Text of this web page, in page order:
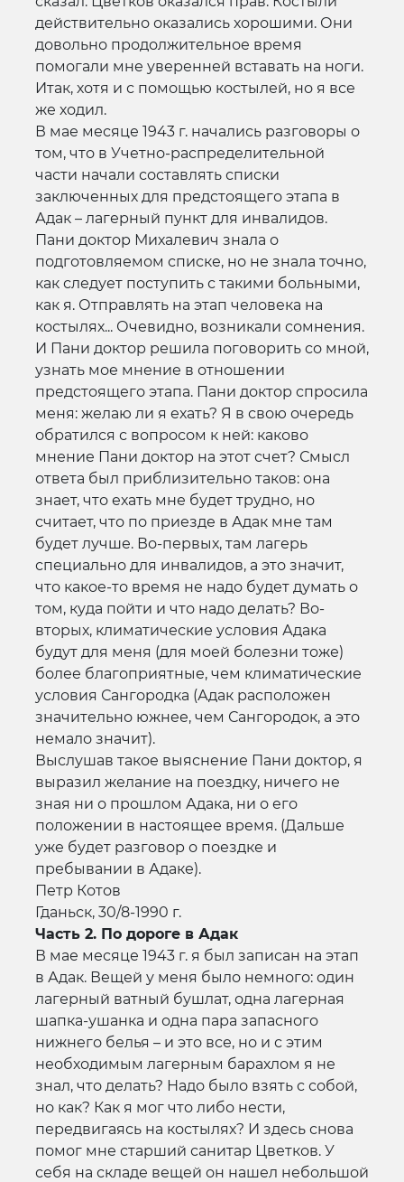
действительно оказались хорошими. Они
довольно продолжительное время
помогали мне уверенней вставать на ноги.
Итак, хотя и с помощью костылей, но я все
же ходил.
В мае месяце 1943 г. начались разговоры о
том, что в Учетно-распределительной
части начали составлять списки
заключенных для предстоящего этапа в
Адак – лагерный пункт для инвалидов.
Пани доктор Михалевич знала о
подготовляемом списке, но не знала точно,
как следует поступить с такими больными,
как я. Отправлять на этап человека на
костылях... Очевидно, возникали сомнения.
И Пани доктор решила поговорить со мной,
узнать мое мнение в отношении
предстоящего этапа. Пани доктор спросила
меня: желаю ли я ехать? Я в свою очередь
обратился с вопросом к ней: каково
мнение Пани доктор на этот счет? Смысл
ответа был приблизительно таков: она
знает, что ехать мне будет трудно, но
считает, что по приезде в Адак мне там
будет лучше. Во-первых, там лагерь
специально для инвалидов, а это значит,
что какое-то время не надо будет думать о
том, куда пойти и что надо делать? Во-
вторых, климатические условия Адака
будут для меня (для моей болезни тоже)
более благоприятные, чем климатические
условия Сангородка (Адак расположен
значительно южнее, чем Сангородок, а это
немало значит).
Выслушав такое выяснение Пани доктор, я
выразил желание на поездку, ничего не
зная ни о прошлом Адака, ни о его
положении в настоящее время. (Дальше
уже будет разговор о поездке и
пребывании в Адаке).
Петр Котов
Гданьск, 30/8-1990 г.
Часть 2. По дороге в Адак
В мае месяце 1943 г. я был записан на этап
в Адак. Вещей у меня было немного: один
лагерный ватный бушлат, одна лагерная
шапка-ушанка и одна пара запасного
нижнего белья – и это все, но и с этим
необходимым лагерным барахлом я не
знал, что делать? Надо было взять с собой,
но как? Как я мог что либо нести,
передвигаясь на костылях? И здесь снова
помог мне старший санитар Цветков. У
себя на складе вещей он нашел небольшой